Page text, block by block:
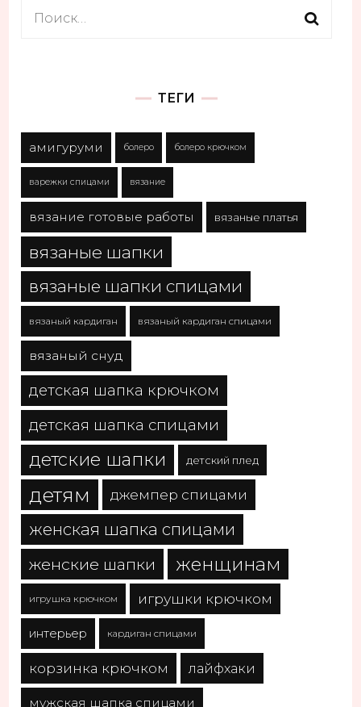
Найти:
ТЕГИ
амигуруми болеро болеро крючком
варежки спицами вязание
вязание готовые работы вязаные платья
вязаные шапки
вязаные шапки спицами
вязаный кардиган вязаный кардиган спицами
вязаный снуд
детская шапка крючком
детская шапка спицами
детские шапки детский плед
детям джемпер спицами
женская шапка спицами
женские шапки женщинам
игрушка крючком игрушки крючком
интерьер кардиган спицами
корзинка крючком лайфхаки
мужская шапка спицами